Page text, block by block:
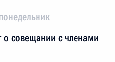
о совещании с членами